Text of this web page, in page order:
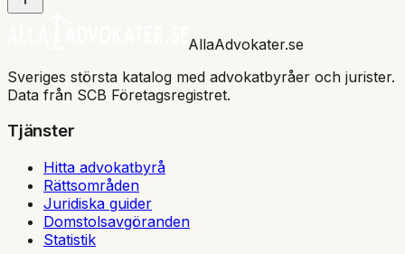
AllaAdvokater.se
Sveriges största katalog med advokatbyråer och jurister.
Data från SCB Företagsregistret.
Tjänster
Hitta advokatbyrå
Rättsområden
Juridiska guider
Domstolsavgöranden
Statistik